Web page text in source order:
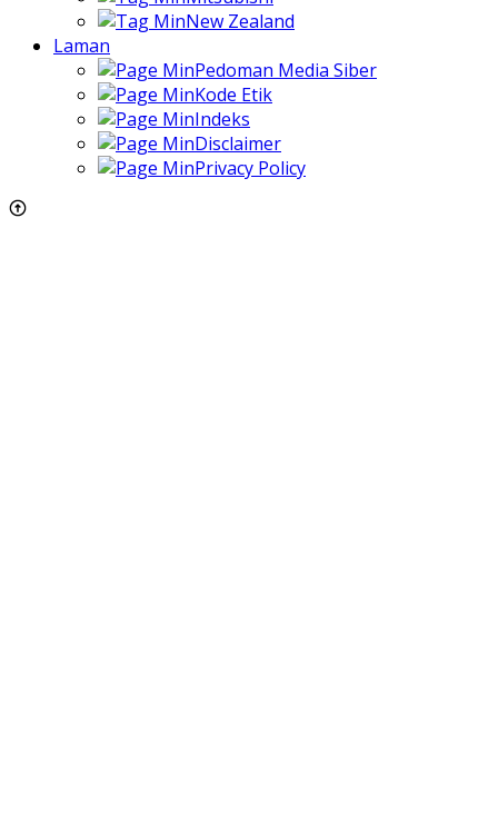
New Zealand
Laman
Pedoman Media Siber
Kode Etik
Indeks
Disclaimer
Privacy Policy